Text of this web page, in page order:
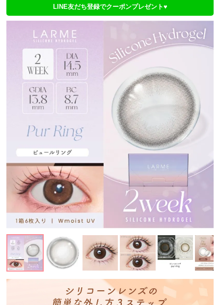
LINE友だち登録でクーポンプレゼント♥